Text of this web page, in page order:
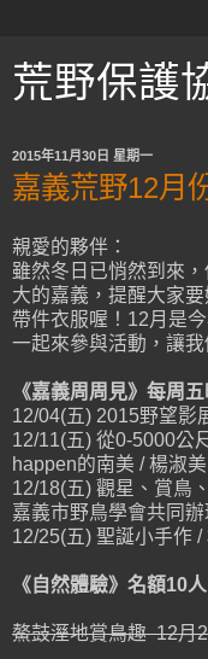
荒野保護
2015年11月30日 星期一
嘉義荒野12月
親愛的夥伴：
雖然冬日已悄然到來
大的嘉義，提醒大家
帶件衣服喔！12月是
一起來參與活動，讓我
《嘉義周周見》每周
12/04(五) 2015野望影
12/11(五) 從0-5000公
happen的南美 / 楊淑美
12/18(五) 觀星、賞鳥
嘉義市野鳥學會共同
12/25(五) 聖誕小手作
《自然體驗》名額10
鰲鼓溼地賞鳥趣 12月